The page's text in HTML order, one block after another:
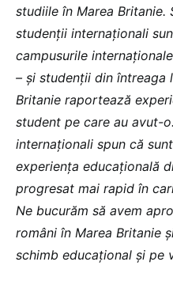
studiile în Marea
studenții internaționali
campusurile
– și studenții din întreaga
Britanie raportează
student pe care au avut-
internaționali spun că
experiența educațională
progresat mai rapid în
Ne bucurăm să avem
români în Marea Britanie
schimb educațional și pe